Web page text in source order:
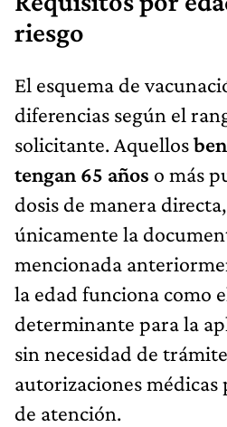
riesgo
El esquema de
diferencias según el
solicitante. Aquellos
tengan 65 años o más
dosis de manera
únicamente la
mencionada
la edad funciona como
determinante para la
sin necesidad de
autorizaciones médicas
de atención.